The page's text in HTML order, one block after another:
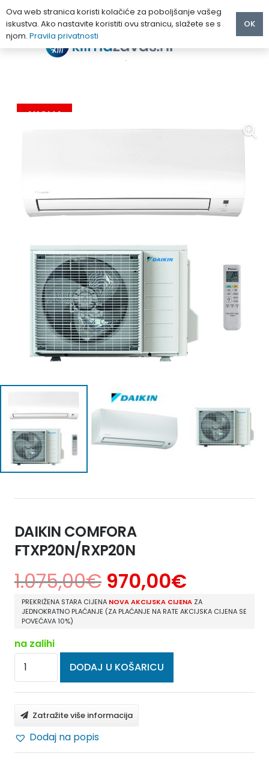
DAIKIN COMFORA FTXP20N/RXP20N
AKCIJA
DAIKIN COMFORA
FTXP20N/RXP20N
1.075,00€ 970,00€
PREKRIŽENA STARA CIJENA NOVA AKCIJSKA CIJENA ZA
JEDNOKRATNO PLAĆANJE (ZA PLAĆANJE NA RATE AKCIJSKA CIJENA SE
POVEĆAVA 10%)
na zalihi
DAIKIN
COMFORA
FTXP20N/RXP20N
količina
DODAJ U KOŠARICU
Zatražite više informacija
Dodaj na popis
Ova web stranica koristi kolačiće za poboljšanje vašeg
iskustva. Ako nastavite koristiti ovu stranicu, slažete se s
njom. Pravila privatnosti
OK